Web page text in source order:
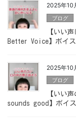
2025年10
ブログ
【いい
Better Voice】ボイ
2025年10
ブログ
【いい
sounds good】ボイ